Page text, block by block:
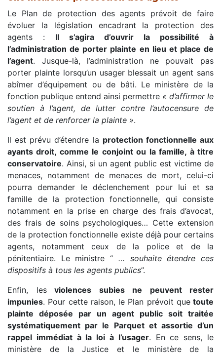
Le Plan de protection des agents prévoit de faire
évoluer la législation encadrant la protection des
agents : Il s’agira d’ouvrir la possibilité à
l’administration de porter plainte en lieu et place de
l’agent. Jusque-là, l’administration ne pouvait pas
porter plainte lorsqu’un usager blessait un agent sans
abîmer d’équipement ou de bâti. Le ministère de la
fonction publique entend ainsi permettre « d’affirmer le
soutien à l’agent, de lutter contre l’autocensure de
l’agent et de renforcer la plainte ».
Il est prévu d’étendre la protection fonctionnelle aux
ayants droit, comme le conjoint ou la famille, à titre
conservatoire. Ainsi, si un agent public est victime de
menaces, notamment de menaces de mort, celui-ci
pourra demander le déclenchement pour lui et sa
famille de la protection fonctionnelle, qui consiste
notamment en la prise en charge des frais d’avocat,
des frais de soins psychologiques… Cette extension
de la protection fonctionnelle existe déjà pour certains
agents, notamment ceux de la police et de la
pénitentiaire. Le ministre “ … souhaite étendre ces
dispositifs à tous les agents publics”.
Enfin, lesviolences subies ne peuvent rester
impunies. Pour cette raison, le Plan prévoit quetoute
plainte déposée par un agent public soit traitée
systématiquement par le Parquet et assortie d’un
rappel immédiat à la loi à l’usager. En ce sens, le
ministère de la Justice et le ministère de la